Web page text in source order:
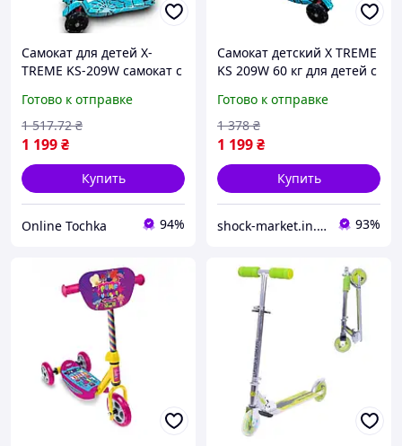
Самокат для детей X-
TREME KS-209W самокат с
колесами детский легкий
самокат
Готово к отправке
1 199₴
1 517.72 ₴
Купить
Online Tochka 94%
Самокат детский X TREME
KS 209W 60 кг для детей с
ходом
Готово к отправке
1 199₴
1 378 ₴
Купить
shock-market.in.ua 93%